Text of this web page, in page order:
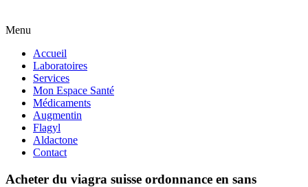
Menu
Accueil
Laboratoires
Services
Mon Espace Santé
Médicaments
Augmentin
Flagyl
Aldactone
Contact
Acheter du viagra suisse ordonnance en sans